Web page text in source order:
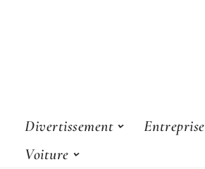
Divertissement Entreprise
Voiture